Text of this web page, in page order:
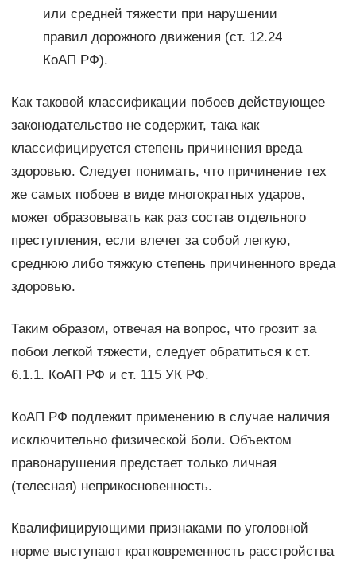
или средней тяжести при нарушении
правил дорожного движения (ст. 12.24
КоАП РФ).
Как таковой классификации побоев действующее
законодательство не содержит, така как
классифицируется степень причинения вреда
здоровью. Следует понимать, что причинение тех
же самых побоев в виде многократных ударов,
может образовывать как раз состав отдельного
преступления, если влечет за собой легкую,
среднюю либо тяжкую степень причиненного вреда
здоровью.
Таким образом, отвечая на вопрос, что грозит за
побои легкой тяжести, следует обратиться к ст.
6.1.1. КоАП РФ и ст. 115 УК РФ.
КоАП РФ подлежит применению в случае наличия
исключительно физической боли. Объектом
правонарушения предстает только личная
(телесная) неприкосновенность.
Квалифицирующими признаками по уголовной
норме выступают кратковременность расстройства